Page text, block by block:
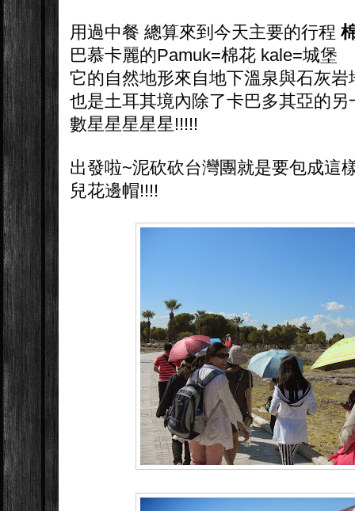
用過中餐 總算來到今天主要的行程
巴慕卡麗的Pamuk=棉花 kale=城堡
它的自然地形來自地下溫泉與石灰岩
也是土耳其境內除了卡巴多其亞的
數星星星星星!!!!!
出發啦~泥砍砍台灣團就是要包成這
兒花邊帽!!!!